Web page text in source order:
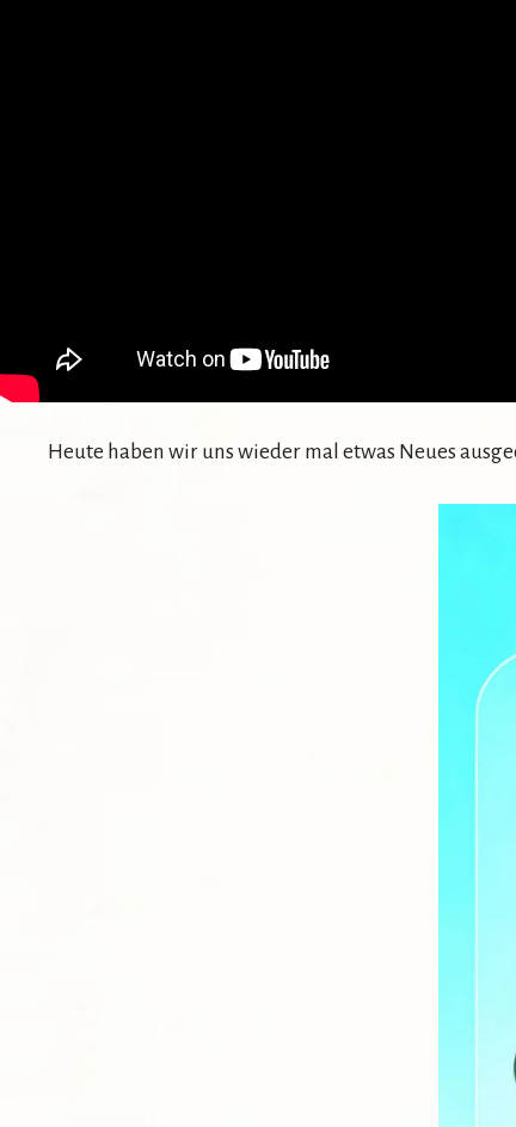
Heute haben wir uns wieder mal etwas Neues